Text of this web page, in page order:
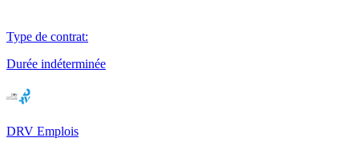
Type de contrat:
Durée indéterminée
DRV Emplois